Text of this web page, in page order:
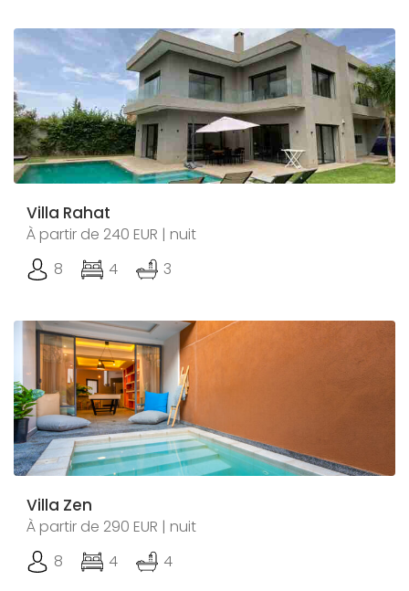
Villa Rahat
À partir de 240 EUR | nuit
8
4 3
Villa Zen
À partir de 290 EUR | nuit
8
4 4